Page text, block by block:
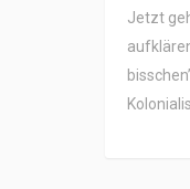
Jetzt